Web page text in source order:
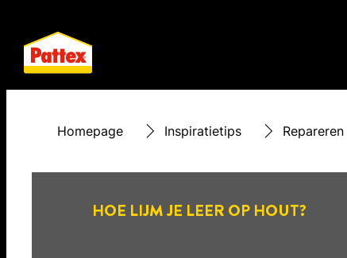
Homepage Inspiratietips Repareren
HOE LIJM JE LEER OP HOUT?